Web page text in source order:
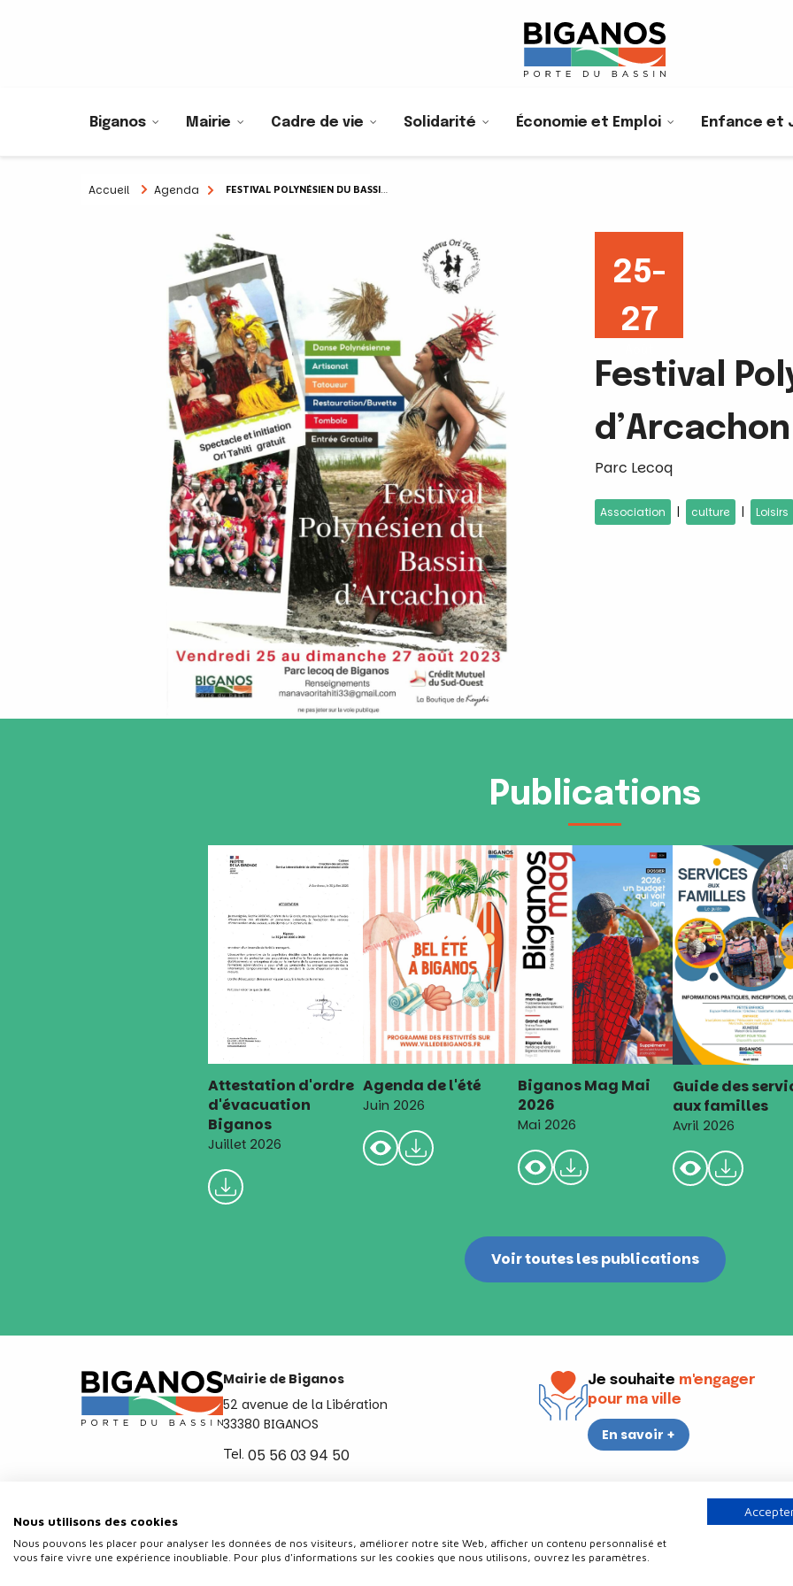
Biganos Mairie Cadre de vie Solidarité Économie et Emploi Enfance et
Accueil Agenda FESTIVAL POLYNÉSIEN DU BASSIN D’ARCACHON
25-
27
Festival
d’Arcachon
Parc Lecoq
Association | culture | Loisirs
Publications
Attestation d'ordre
d'évacuation
Biganos
Juillet 2026
Agenda de l'été
Juin 2026
Biganos Mag Mai
2026
Mai 2026
Guide des
aux familles
Avril 2026
Voir toutes les publications
Mairie de Biganos
52 avenue de la Libération
33380 BIGANOS
Tel. 05 56 03 94 50
Je souhaite m'engager
pour ma ville
En savoir +
ContactPolitique de confidentialitéPlan du site
Nous utilisons des cookies
Nous pouvons les placer pour analyser les données de nos visiteurs, améliorer notre site Web, afficher un contenu personnalisé et
vous faire vivre une expérience inoubliable. Pour plus d'informations sur les cookies que nous utilisons, ouvrez les paramètres.